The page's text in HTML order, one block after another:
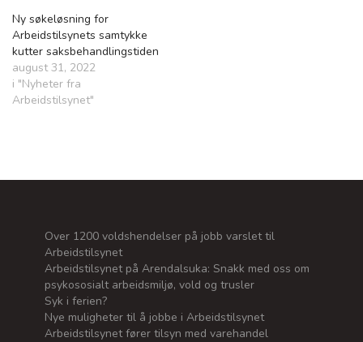
Ny søkeløsning for
Arbeidstilsynets samtykke
kutter saksbehandlingstiden
august 31, 2022
i "Nyheter fra
Arbeidstilsynet"
Over 1200 voldshendelser på jobb varslet til
Arbeidstilsynet
Arbeidstilsynet på Arendalsuka: Snakk med oss om
psykososialt arbeidsmiljø, vold og trusler
Syk i ferien?
Nye muligheter til å jobbe i Arbeidstilsynet
Arbeidstilsynet fører tilsyn med varehandel